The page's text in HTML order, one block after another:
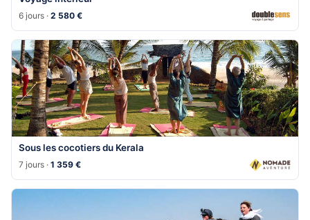
6 jours ·2 580 €
Sous les cocotiers du Kerala
7 jours ·1 359 €